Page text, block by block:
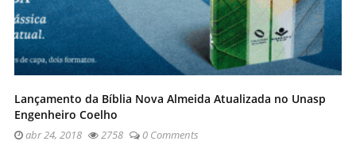
Lançamento da Bíblia Nova Almeida Atualizada no Unasp
Engenheiro Coelho
abr 24, 2018 2758
0 Comments